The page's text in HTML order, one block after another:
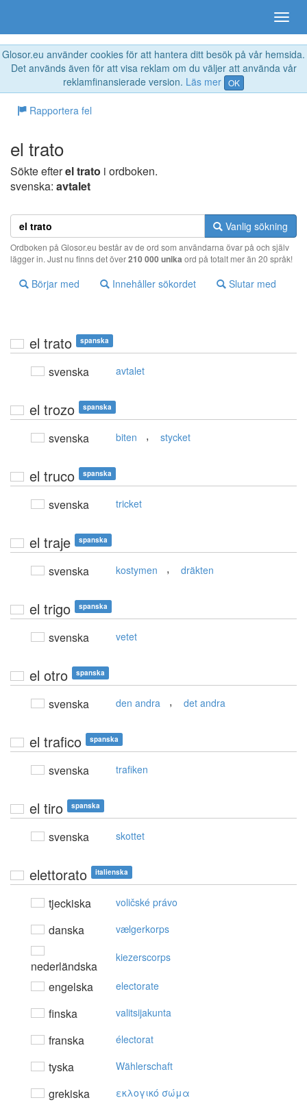
Glosor.eu använder cookies för att hantera ditt besök på vår hemsida.
Det används även för att visa reklam om du väljer att använda vår
reklamfinansierade version. Läs mer OK
Rapportera fel
el trato
Sökte efterel trato i ordboken.
svenska: avtalet
Vanlig sökning
Ordboken på Glosor.eu består av de ord som användarna övar på och själv
lägger in. Just nu finns det över210 000 unika ord på totalt mer än 20 språk!
Börjar med Innehåller sökordet Slutar med
el trato spanska
svenska avtalet
el trozo spanska
svenska biten , stycket
el truco spanska
svenska tricket
el traje spanska
svenska kostymen , dräkten
el trigo spanska
svenska vetet
el otro spanska
svenska den andra , det andra
el trafico spanska
svenska trafiken
el tiro spanska
svenska skottet
elettorato italienska
tjeckiska voličské právo
danska vælgerkorps
nederländska
kiezerscorps
engelska electorate
finska valitsijakunta
franska électorat
tyska Wählerschaft
grekiska εκλoγικό σώμα